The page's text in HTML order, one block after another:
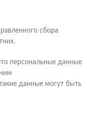
сбора
персональные данные
данные могут быть